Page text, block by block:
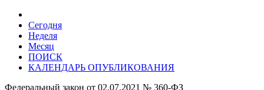
Сегодня
Неделя
Месяц
ПОИСК
КАЛЕНДАРЬ ОПУБЛИКОВАНИЯ
Федеральный закон от 02.07.2021 № 360-ФЗ